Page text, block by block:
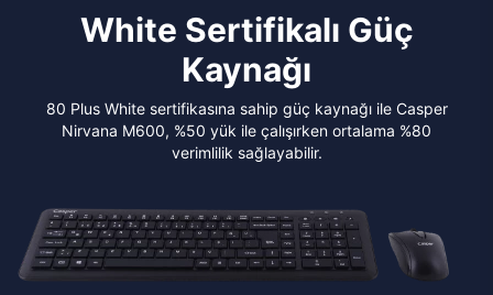
White Sertifikalı Güç
Kaynağı
80 Plus White sertifikasına sahip güç kaynağı ile Casper
Nirvana M600, %50 yük ile çalışırken ortalama %80
verimlilik sağlayabilir.